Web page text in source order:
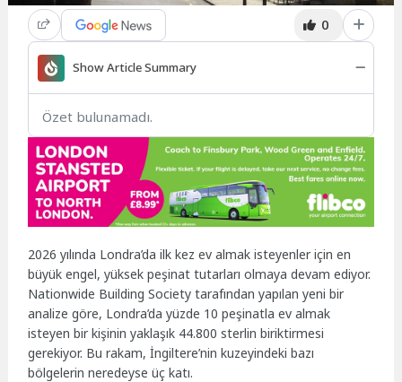
0
Show Article Summary
Özet bulunamadı.
2026 yılında Londra’da ilk kez ev almak isteyenler için en
büyük engel, yüksek peşinat tutarları olmaya devam ediyor.
Nationwide Building Society tarafından yapılan yeni bir
analize göre, Londra’da yüzde 10 peşinatla ev almak
isteyen bir kişinin yaklaşık 44.800 sterlin biriktirmesi
gerekiyor. Bu rakam, İngiltere’nin kuzeyindeki bazı
bölgelerin neredeyse üç katı.